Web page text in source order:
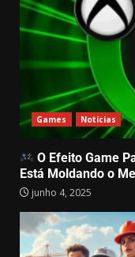
Games Notícias
O Efeito Game
Está Moldando o
junho 4, 2025
e